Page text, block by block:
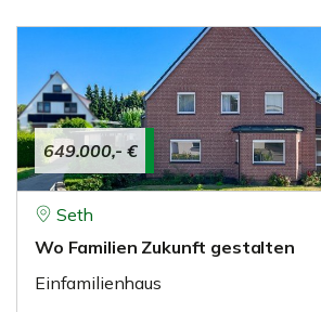
649.000,- €
Seth
Wo Familien Zukunft gestalten
Einfamilienhaus